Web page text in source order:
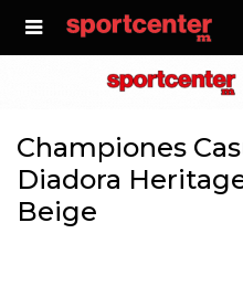

Championes
Diadora
Beige